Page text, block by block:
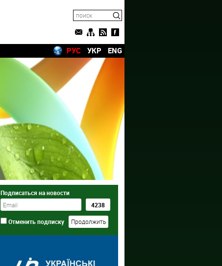
РУС УКР ENG
Подписаться на новости
Отменить подписку